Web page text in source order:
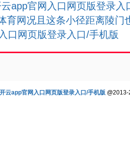
app官网入口网页版登录入
育网况且这条小径距离陵门
口网页版登录入口/手机版
云app官网入口网页版登录入口/手机版